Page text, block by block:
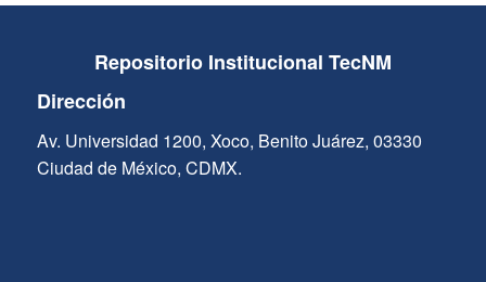
Repositorio Institucional TecNM
Dirección
Av. Universidad 1200, Xoco, Benito Juárez, 03330
Ciudad de México, CDMX.